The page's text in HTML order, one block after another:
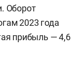
Оборот
2023 года
прибыль — 4,6